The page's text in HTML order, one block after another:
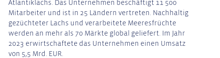
Atlantiklachs. Das Unternehmen beschäftigt 11 500
Mitarbeiter und ist in 25 Ländern vertreten. Nachhaltig
gezüchteter Lachs und verarbeitete Meeresfrüchte
werden an mehr als 70 Märkte global geliefert. Im Jahr
2023 erwirtschaftete das Unternehmen einen Umsatz
von 5,5 Mrd. EUR.